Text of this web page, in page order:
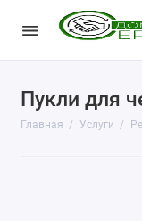
Пукли для
Главная Услуги
КопиЦентр